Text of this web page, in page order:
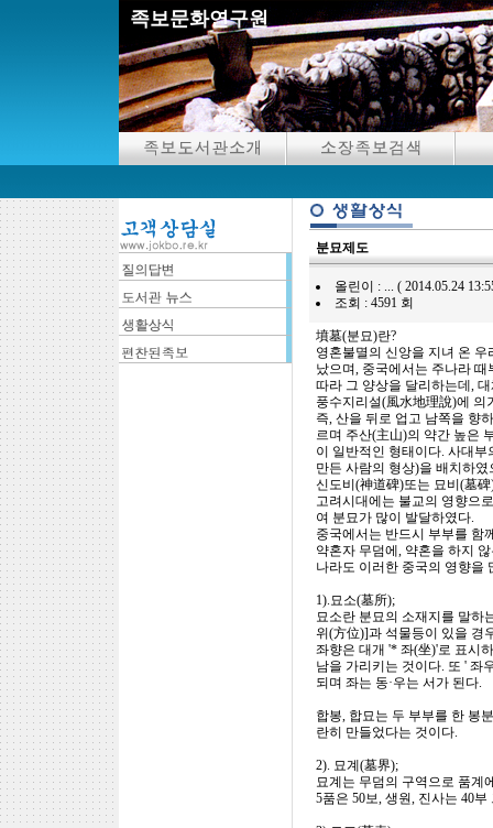
족보문화연구원
분묘제도
올린이 : ... ( 2014.05.24
조회 : 4591 회
墳墓(분묘)란?
영혼불멸의 신앙을 지녀 온
났으며, 중국에서는 주나라
따라 그 양상을 달리하는데,
풍수지리설(風水地理說)에 의
즉, 산을 뒤로 업고 남쪽을 향
르며 주산(主山)의 약간 높은
이 일반적인 형태이다. 사대
만든 사람의 형상)을 배치하
신도비(神道碑)또는 묘비(墓
고려시대에는 불교의 영향으
여 분묘가 많이 발달하였다.
중국에서는 반드시 부부를 함
약혼자 무덤에, 약혼을 하지
나라도 이러한 중국의 영향을
1).묘소(墓所);
묘소란 분묘의 소재지를 말하
위(方位)]과 석물등이 있을 경
좌향은 대개 '* 좌(坐)'로 표시
남을 가리키는 것이다. 또 ' 좌
되며 좌는 동·우는 서가 된다.
합봉, 합묘는 두 부부를 한 봉
란히 만들었다는 것이다.
2). 묘계(墓界);
묘계는 무덤의 구역으로 품계
5품은 50보, 생원, 진사는 40